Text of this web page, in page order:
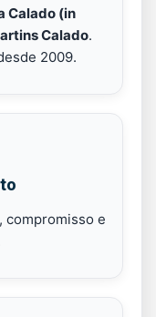
Calado (in
Calado.
2009.
compromisso e